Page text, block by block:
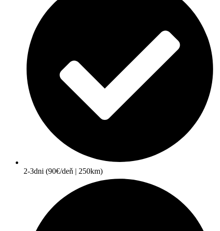
2-3dni (90€/deň | 250km)